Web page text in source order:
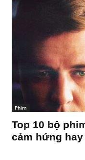
Phim
Top 10 bộ
cảm hứng